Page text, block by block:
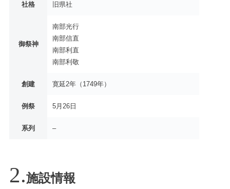
社格 旧県社
御祭神
南部光行
南部信直
南部利直
南部利敬
創建 寛延2年（1749年）
例祭 5月26日
系列 –
施設情報